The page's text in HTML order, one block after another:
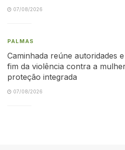
07/08/2026
PALMAS
Caminhada reúne autoridades
fim da violência contra a
proteção integrada
07/08/2026